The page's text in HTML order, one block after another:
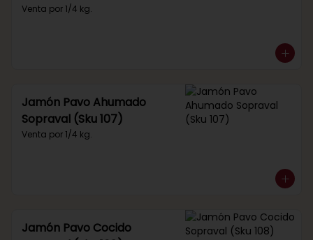
Venta por 1/4 kg.
Jamón Pavo Ahumado
Sopraval (Sku 107)
Venta por 1/4 kg.
Jamón Pavo Cocido